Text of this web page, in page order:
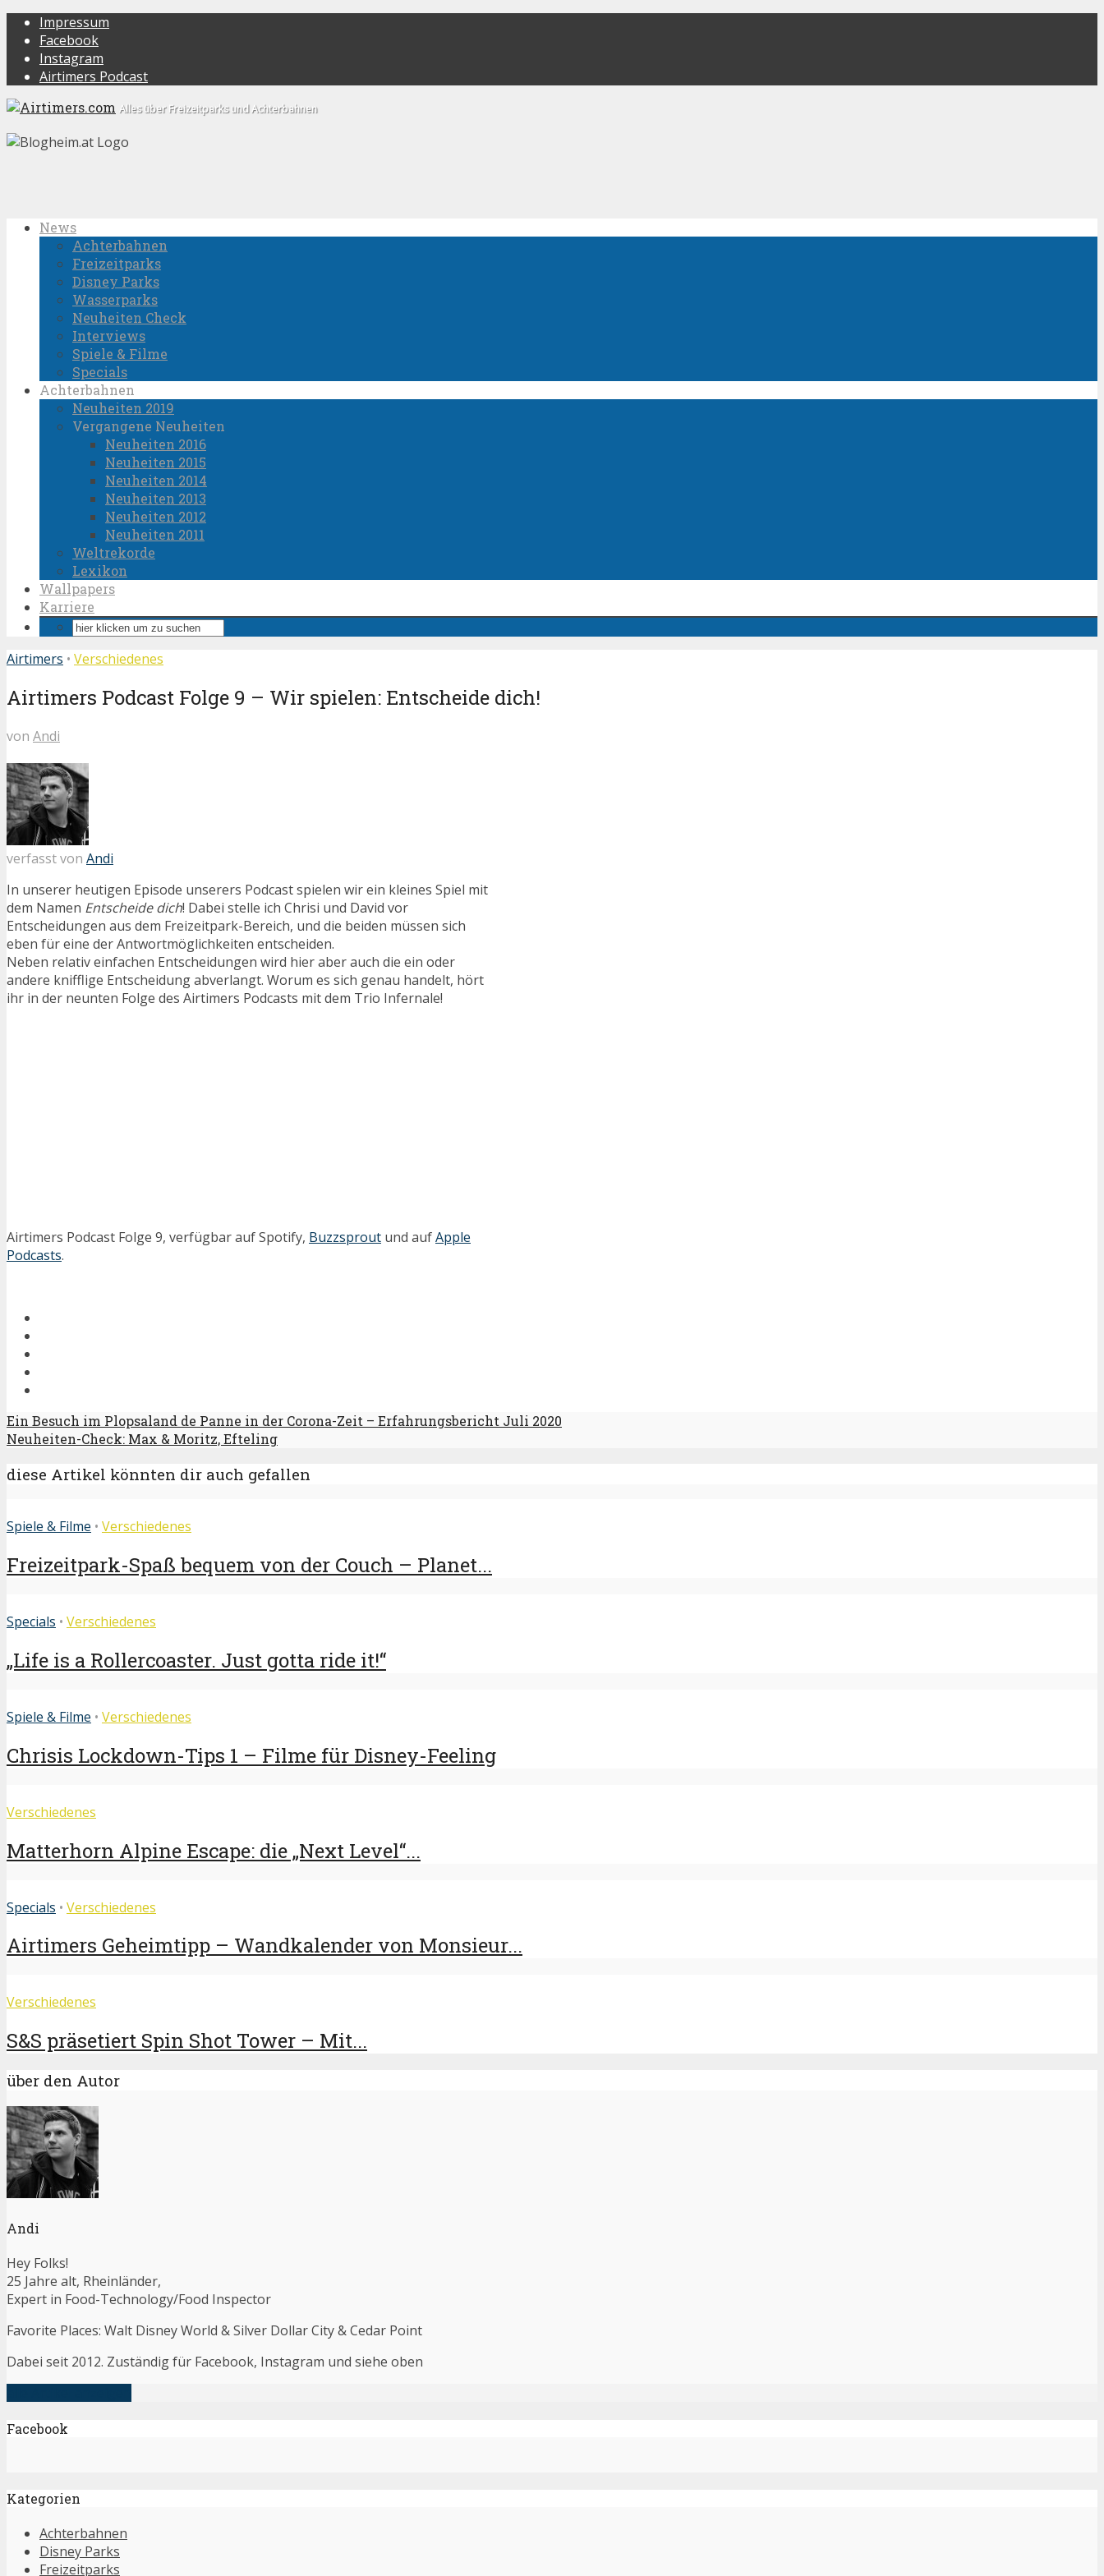
Impressum
Facebook
Instagram
Airtimers Podcast
Alles über Freizeitparks und Achterbahnen
News
Achterbahnen
Freizeitparks
Disney Parks
Wasserparks
Neuheiten Check
Interviews
Spiele & Filme
Specials
Achterbahnen
Neuheiten 2019
Vergangene Neuheiten
Neuheiten 2016
Neuheiten 2015
Neuheiten 2014
Neuheiten 2013
Neuheiten 2012
Neuheiten 2011
Weltrekorde
Lexikon
Wallpapers
Karriere
Airtimers • Verschiedenes
Airtimers Podcast Folge 9 – Wir spielen: Entscheide dich!
von Andi
verfasst von Andi
In unserer heutigen Episode unserers Podcast spielen wir ein kleines Spiel mit
dem Namen Entscheide dich! Dabei stelle ich Chrisi und David vor
Entscheidungen aus dem Freizeitpark-Bereich, und die beiden müssen sich
eben für eine der Antwortmöglichkeiten entscheiden.
Neben relativ einfachen Entscheidungen wird hier aber auch die ein oder
andere knifflige Entscheidung abverlangt. Worum es sich genau handelt, hört
ihr in der neunten Folge des Airtimers Podcasts mit dem Trio Infernale!
Airtimers Podcast Folge 9, verfügbar auf Spotify, Buzzsprout und aufApple
Podcasts.
Ein Besuch im Plopsaland de Panne in der Corona-Zeit – Erfahrungsbericht Juli 2020
Neuheiten-Check: Max & Moritz, Efteling
diese Artikel könnten dir auch gefallen
Spiele & Filme • Verschiedenes
Freizeitpark-Spaß bequem von der Couch – Planet...
Specials • Verschiedenes
„Life is a Rollercoaster. Just gotta ride it!“
Spiele & Filme • Verschiedenes
Chrisis Lockdown-Tips 1 – Filme für Disney-Feeling
Verschiedenes
Matterhorn Alpine Escape: die „Next Level“...
Specials • Verschiedenes
Airtimers Geheimtipp – Wandkalender von Monsieur...
Verschiedenes
S&S präsetiert Spin Shot Tower – Mit...
über den Autor
Andi
Hey Folks!
25 Jahre alt, Rheinländer,
Expert in Food-Technology/Food Inspector
Favorite Places: Walt Disney World & Silver Dollar City & Cedar Point
Dabei seit 2012. Zuständig für Facebook, Instagram und siehe oben
Facebook
Kategorien
Achterbahnen
Disney Parks
Freizeitparks